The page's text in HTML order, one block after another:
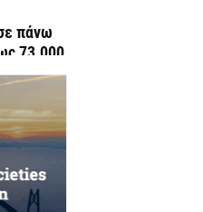
πάνω
73.000...
των
με